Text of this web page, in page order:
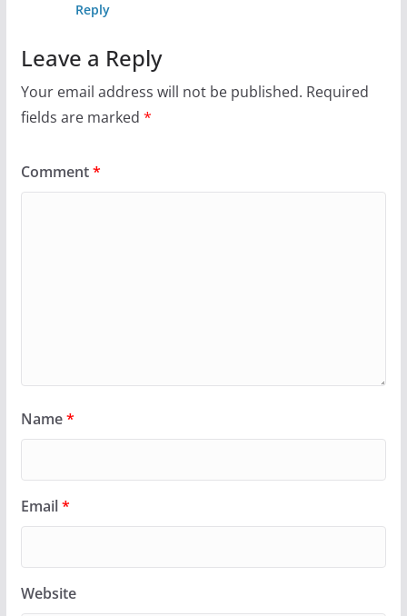
Reply
Leave a Reply
Your email address will not be published. Required
fields are marked *
Comment*
Name*
Email*
Website